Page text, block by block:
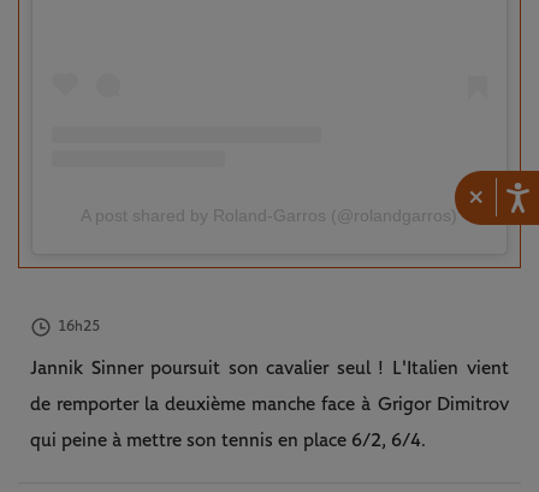
×
A post shared by Roland-Garros (@rolandgarros)
16h25
Jannik Sinner poursuit son cavalier seul ! L'Italien vient
de remporter la deuxième manche face à Grigor Dimitrov
qui peine à mettre son tennis en place 6/2, 6/4.